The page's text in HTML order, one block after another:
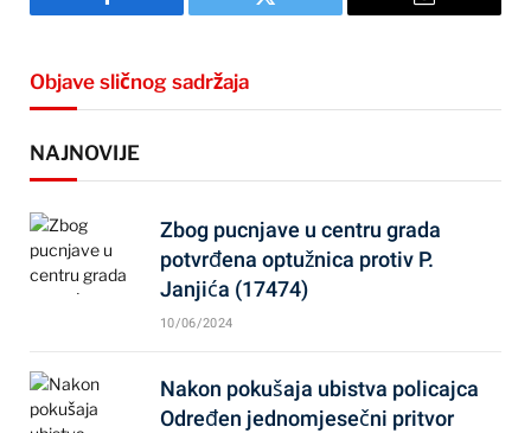
Facebook Twitter Email
Objave sličnog sadržaja
NAJNOVIJE
Zbog pucnjave u centru grada
potvrđena optužnica protiv P.
Janjića (17474)
10/06/2024
Nakon pokušaja ubistva policajca
Određen jednomjesečni pritvor